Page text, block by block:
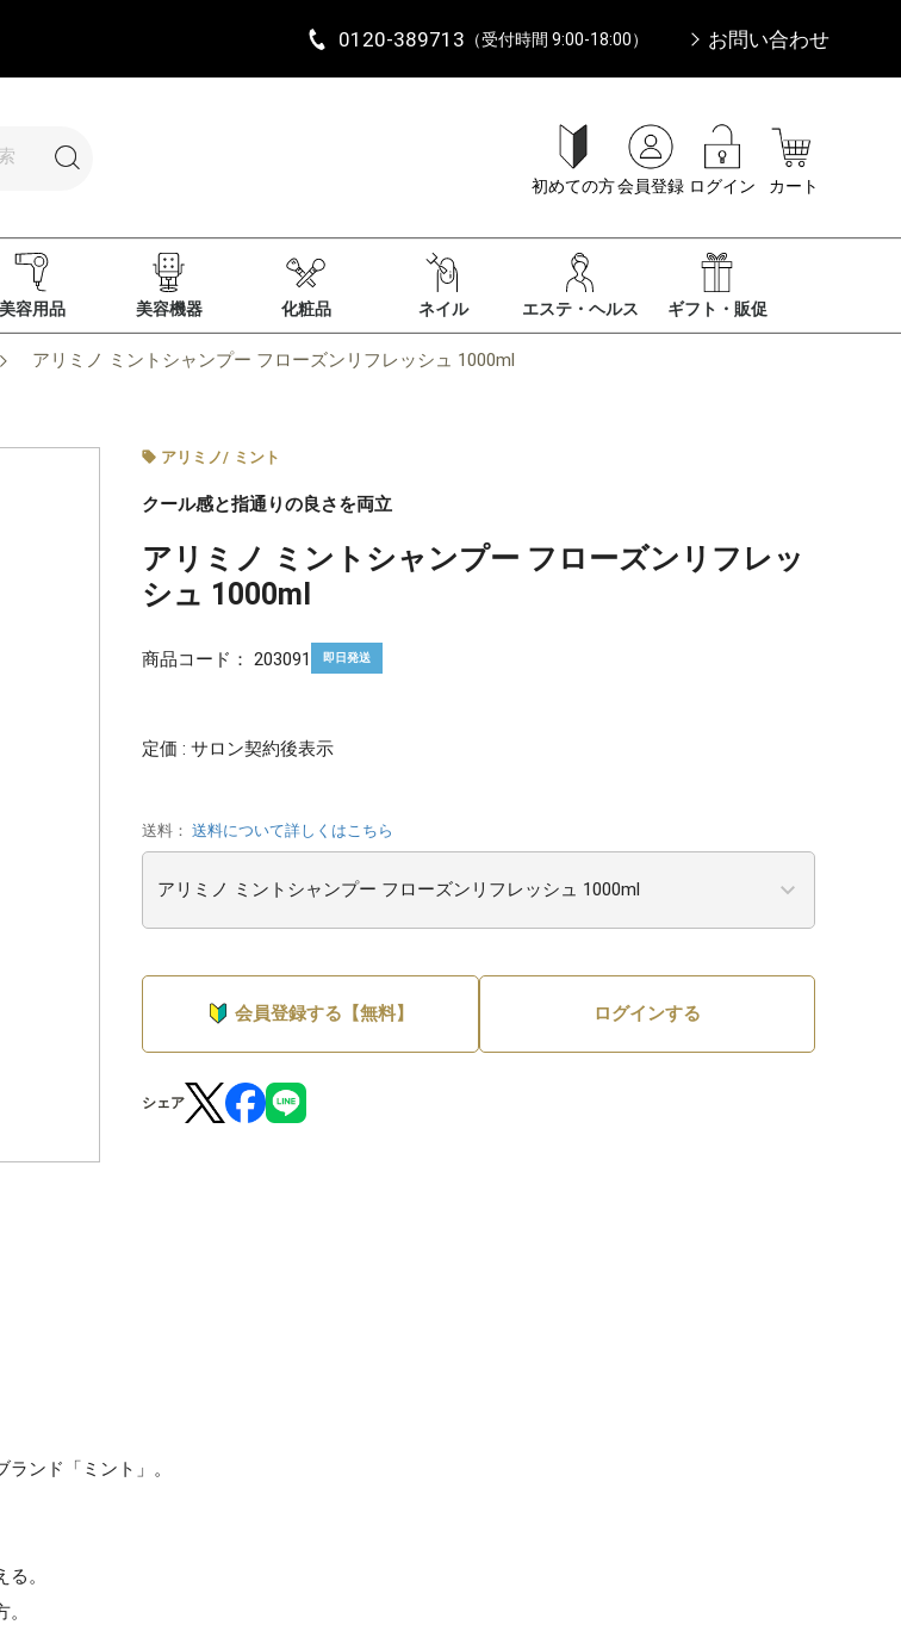
0120-389713 （受付時間 9:00-18:00） お問い合わせ
初めての方会員登録 ログイン カート
美容用品 美容機器 化粧品 ネイル エステ・ヘルス ギフト・販促
アリミノ ミントシャンプー フローズンリフレッシュ 1000ml
アリミノ/ ミント
クール感と指通りの良さを両立
アリミノ ミントシャンプー フローズンリフレッ
シュ 1000ml
商品コード： 203091 即日発送
定価 : サロン契約後表示
送料： 送料について詳しくはこちら
会員登録する【無料】 ログインする
シェア
ンド「ミント」。
。